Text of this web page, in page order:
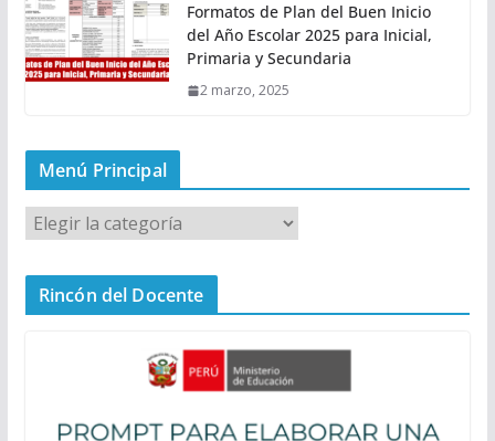
Formatos de Plan del Buen Inicio
del Año Escolar 2025 para Inicial,
Primaria y Secundaria
2 marzo, 2025
Menú Principal
M
n
Rincón del Docente